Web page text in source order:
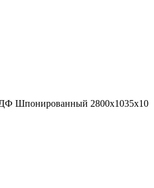
Шпонированный 2800х1035х10